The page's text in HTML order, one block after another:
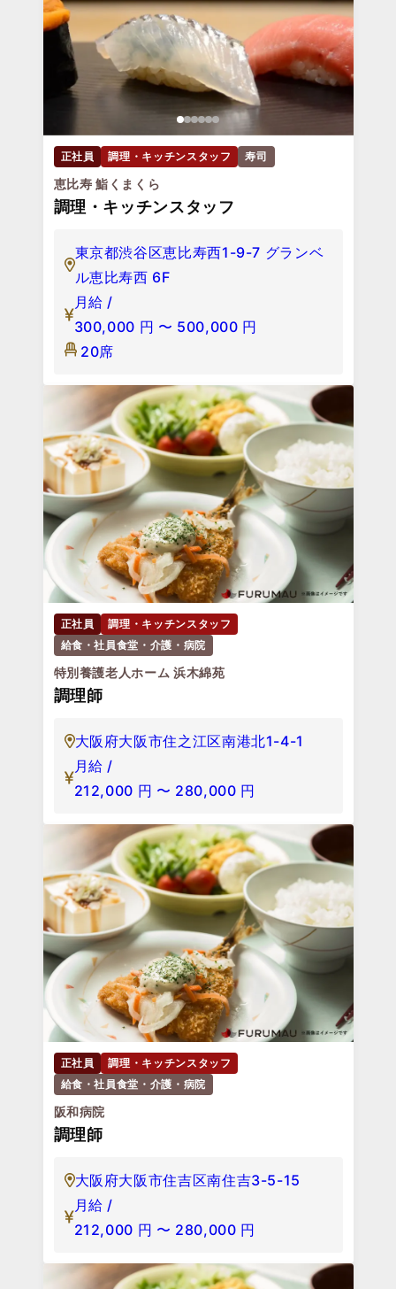
正社員 調理・キッチンスタッフ 寿司
恵比寿 鮨くまくら
調理・キッチンスタッフ
東京都渋谷区恵比寿西1-9-7 グランベ
ル恵比寿西 6F
月給 /
300,000 円 〜 500,000 円
20席
正社員
調理・キッチンスタッフ
給食・社員食堂・介護・病院
特別養護老人ホーム 浜木綿苑
調理師
大阪府大阪市住之江区南港北1-4-1
月給 /
212,000 円 〜 280,000 円
正社員
調理・キッチンスタッフ
給食・社員食堂・介護・病院
阪和病院
調理師
大阪府大阪市住吉区南住吉3-5-15
月給 /
212,000 円 〜 280,000 円